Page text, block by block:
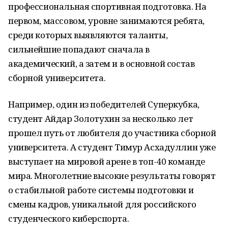
профессиональная спортивная подготовка. На
первом, массовом, уровне занимаются ребята,
среди которых выявляются таланты,
сильнейшие попадают сначала в
академический, а затем и в основной состав
сборной университета.
Например, один из победителей Суперкубка,
студент Айдар Золотухин за несколько лет
прошел путь от любителя до участника сборной
университета. А студент Тимур Асхадуллин уже
выступает на мировой арене в топ-40 команде
мира. Многолетние высокие результаты говорят
о стабильной работе системы подготовки и
смены кадров, уникальной для российского
студенческого киберспорта.